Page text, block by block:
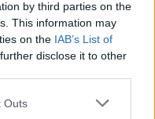
by third parties on the
This information may
on the IAB’s List of
disclose it to other
Outs
00:00:30
r.: dviejų moterų ir